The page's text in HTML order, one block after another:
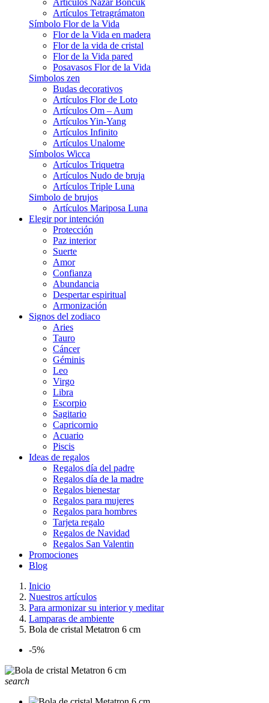
Artículos Nazar Boncuk
Artículos Tetragrámaton
Símbolo Flor de la Vida
Flor de la Vida en madera
Flor de la vida de cristal
Flor de la Vida pared
Posavasos Flor de la Vida
Simbolos zen
Budas decorativos
Artículos Flor de Loto
Artículos Om – Aum
Artículos Yin-Yang
Artículos Infinito
Artículos Unalome
Símbolos Wicca
Artículos Triquetra
Artículos Nudo de bruja
Artículos Triple Luna
Simbolo de brujos
Artículos Mariposa Luna
Elegir por intención
Protección
Paz interior
Suerte
Amor
Confianza
Abundancia
Despertar espiritual
Armonización
Signos del zodiaco
Aries
Tauro
Cáncer
Géminis
Leo
Virgo
Libra
Escorpio
Sagitario
Capricornio
Acuario
Piscis
Ideas de regalos
Regalos día del padre
Regalos día de la madre
Regalos bienestar
Regalos para mujeres
Regalos para hombres
Tarjeta regalo
Regalos de Navidad
Regalos San Valentin
Promociones
Blog
Inicio
Nuestros artículos
Para armonizar su interior y meditar
Lamparas de ambiente
Bola de cristal Metatron 6 cm
-5%
search